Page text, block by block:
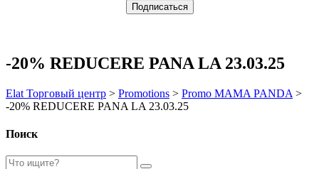
-20% REDUCERE PANA LA 23.03.25
Elat Торговый центр > Promotions > Promo MAMA PANDA >
-20% REDUCERE PANA LA 23.03.25
Поиск